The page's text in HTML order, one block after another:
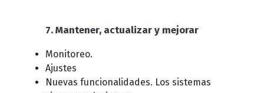
7. Mantener, actualizar y mejorar
Monitoreo.
Ajustes
Nuevas funcionalidades. Los sistemas